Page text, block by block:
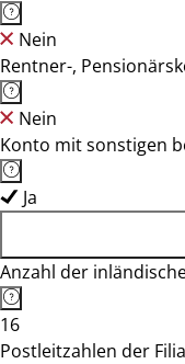
Nein
Rentner-,
Nein
Konto mit sonstigen
Ja
Anzahl der
16
Postleitzahlen der